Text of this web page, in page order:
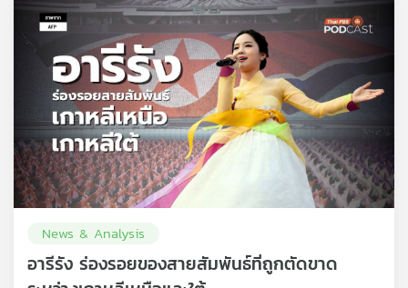
News & Analysis
อารีรัง ร่องรอยของสายสัมพันธ์ที่ถูกตัดขาด